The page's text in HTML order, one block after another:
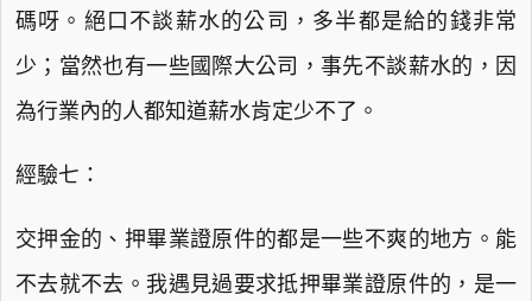
碼呀。絕口不談薪水的公司，多半都是給的錢非常
少；當然也有一些國際大公司，事先不談薪水的，因
為行業內的人都知道薪水肯定少不了。
經驗七：
交押金的、押畢業證原件的都是一些不爽的地方。能
不去就不去。我遇見過要求抵押畢業證原件的，是一